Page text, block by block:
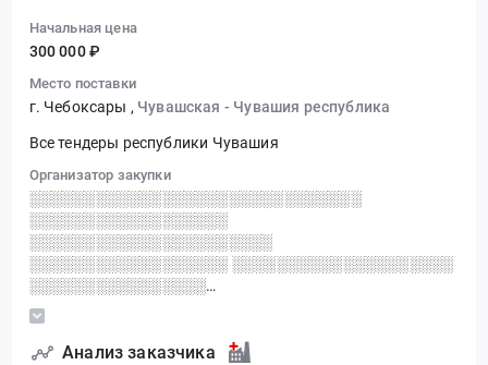
Начальная цена
300 000 ₽
Место поставки
г. Чебоксары , Чувашская - Чувашия республика
Все тендеры республики Чувашия
Организатор закупки
░░░░░░░░░░░░░░░░░░░░░░░░░░░░░░
░░░░░░░░░░░░░░░░░░
░░░░░░░░░░░░░░░░░░░░░░
░░░░░░░░░░░░░░░░░░ ░░░░░░░░░░░░░░░░░░░░
░░░░░░░░░░░░░░░░
░░░░░░░░░░░░░░░░░░░░░░░░
░░░░░░░░░░░░░░░░░░░░░░░░░░░
░░░░░░░░░░░░░░░░░░░░░░ ░░
Анализ заказчика